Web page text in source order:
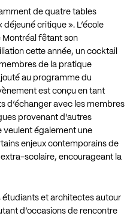
de quatre tables
déjeuné critique ». L’école
Montréal fêtant son
cette année, un cocktail
de la pratique
au programme du
est conçu en tant
d’échanger avec les membres
provenant d’autres
veulent également une
enjeux contemporains de
scolaire, encourageant la
étudiants et architectes autour
d’occasions de rencontre